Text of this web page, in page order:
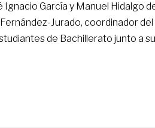
García y Manuel Hidalgo
Jurado, coordinador
de Bachillerato junto a